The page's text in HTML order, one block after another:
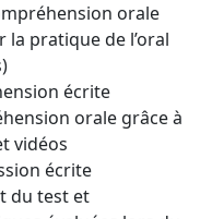
orale
pratique de l’oral
écrite
orale grâce à
vidéos
écrite
du test et